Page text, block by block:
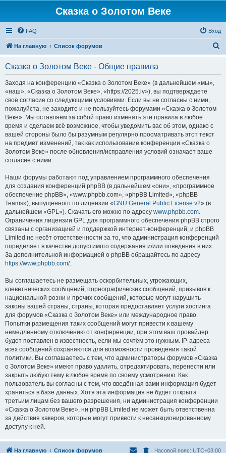
Сказка о Золотом Веке
FAQ Вход
На главную Список форумов
Сказка о Золотом Веке - Общие правила
Заходя на конференцию «Сказка о Золотом Веке» (в дальнейшем «мы»,
«наш», «Сказка о Золотом Веке», «https://2025.lv»), вы подтверждаете
своё согласие со следующими условиями. Если вы не согласны с ними,
пожалуйста, не заходите и не пользуйтесь форумами «Сказка о Золотом
Веке». Мы оставляем за собой право изменять эти правила в любое
время и сделаем всё возможное, чтобы уведомить вас об этом, однако с
вашей стороны было бы разумным регулярно просматривать этот текст
на предмет изменений, так как использование конференции «Сказка о
Золотом Веке» после обновления/исправления условий означает ваше
согласие с ними.
Наши форумы работают под управлением программного обеспечения
для создания конференций phpBB (в дальнейшем «они», «программное
обеспечение phpBB», «www.phpbb.com», «phpBB Limited», «phpBB
Teams»), выпущенного по лицензии «GNU General Public License v2» (в
дальнейшем «GPL»). Скачать его можно по адресу www.phpbb.com.
Ограничения лицензии GPL для программного обеспечения phpBB строго
связаны с организацией и поддержкой интернет-конференций, и phpBB
Limited не несёт ответственности за то, что администрация конференций
определяет в качестве допустимого содержания и/или поведения в них.
За дополнительной информацией о phpBB обращайтесь по адресу
https://www.phpbb.com/.
Вы соглашаетесь не размещать оскорбительных, угрожающих,
клеветнических сообщений, порнографических сообщений, призывов к
национальной розни и прочих сообщений, которые могут нарушить
законы вашей страны, страны, которая предоставляет услуги хостинга
для форумов «Сказка о Золотом Веке» или международное право.
Попытки размещения таких сообщений могут привести к вашему
немедленному отключению от конференции, при этом ваш провайдер
будет поставлен в известность, если мы сочтём это нужным. IP-адреса
всех сообщений сохраняются для возможности проведения такой
политики. Вы соглашаетесь с тем, что администраторы форумов «Сказка
о Золотом Веке» имеют право удалить, отредактировать, перенести или
закрыть любую тему в любое время по своему усмотрению. Как
пользователь вы согласны с тем, что введённая вами информация будет
храниться в базе данных. Хотя эта информация не будет открыта
третьим лицам без вашего разрешения, ни администрация конференции
«Сказка о Золотом Веке», ни phpBB Limited не может быть ответственна
за действия хакеров, которые могут привести к несанкционированному
доступу к ней.
На главную Список форумов Часовой пояс: UTC+03:00